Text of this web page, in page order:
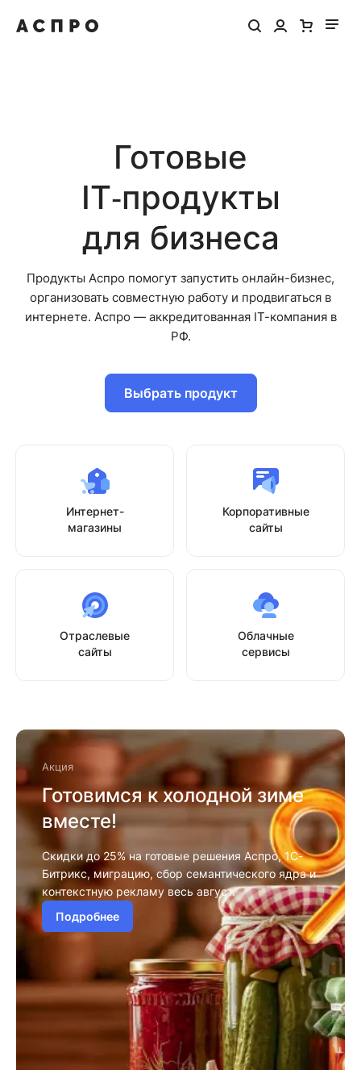
Готовые
IT‑продукты
для бизнеса
Продукты Аспро помогут запустить онлайн-бизнес,
организовать совместную работу и продвигаться в
интернете. Аспро — аккредитованная IT-компания в
РФ.
Интернет-
магазины
Корпоративные
сайты
Отраслевые
сайты
Облачные
сервисы
Выбрать продукт
Акция
Готовимся к холодной зиме
вместе!
Скидки до 25% на готовые решения Аспро, 1С-
Битрикс, миграцию, сбор семантического ядра и
контекстную рекламу весь август.
Подробнее